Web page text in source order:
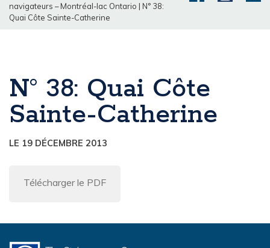
navigateurs – Montréal-lac Ontario | N° 38:
Quai Côte Sainte-Catherine
N° 38: Quai Côte
Sainte-Catherine
LE 19 DÉCEMBRE 2013
Télécharger le PDF